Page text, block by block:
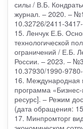
силы / В.Б.
журнал. – 2020. –
10.32726/2411-
15. Ленчук Е.Б.
технологической
ограничений / Е.Б.
России. – 2023. –
10.37930/1990-
16. Международная
программа
ресурс]. – Режим
(дата обращения:
17. Минпромторг